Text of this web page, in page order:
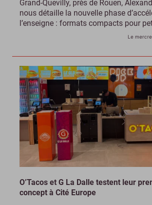
Grand-Quevilly, près de Rouen,
nous détaille la nouvelle phase
l’enseigne : formats compacts pour
Le
O’Tacos et G La Dalle testent leur
concept à Cité Europe